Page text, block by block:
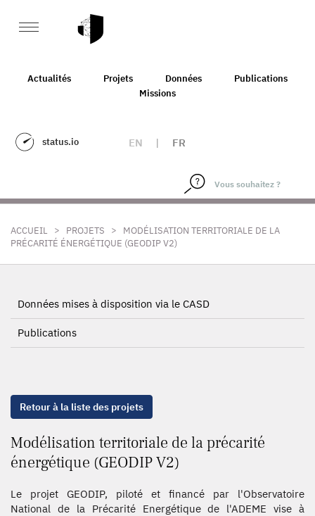
Actualités Projets Données
Publications
Missions
status.io EN | FR
ACCUEIL > PROJETS >
MODÉLISATION TERRITORIALE DE LA
PRÉCARITÉ ÉNERGÉTIQUE (GEODIP V2)
Données mises à disposition via le CASD
Publications
Retour à la liste des projets
Modélisation territoriale de la précarité
énergétique (GEODIP V2)
Le projet GEODIP, piloté et financé par l'Observatoire
National de la Précarité Energétique de l'ADEME vise à